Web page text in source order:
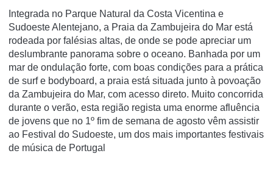
Integrada no Parque Natural da Costa Vicentina e
Sudoeste Alentejano, a Praia da Zambujeira do Mar está
rodeada por falésias altas, de onde se pode apreciar um
deslumbrante panorama sobre o oceano. Banhada por um
mar de ondulação forte, com boas condições para a prática
de surf e bodyboard, a praia está situada junto à povoação
da Zambujeira do Mar, com acesso direto. Muito concorrida
durante o verão, esta região regista uma enorme afluência
de jovens que no 1º fim de semana de agosto vêm assistir
ao Festival do Sudoeste, um dos mais importantes festivais
de música de Portugal